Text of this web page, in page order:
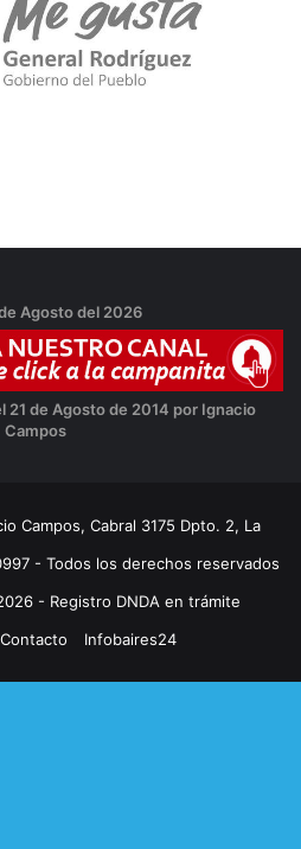
Agosto del 2026
21 de Agosto de 2014 por Ignacio
Campos
Campos, Cabral 3175 Dpto. 2, La
- Todos los derechos reservados
- Registro DNDA en trámite
Contacto Infobaires24